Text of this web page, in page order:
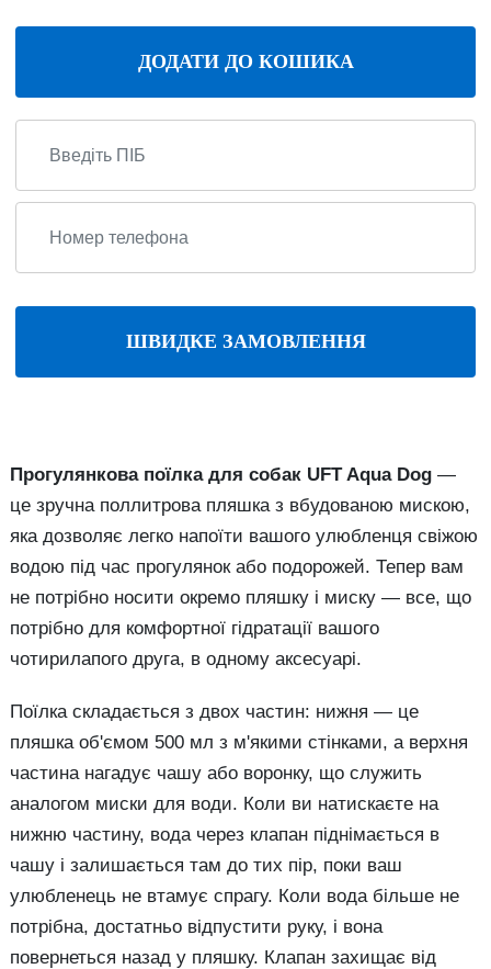
ДОДАТИ ДО КОШИКА
ШВИДКЕ ЗАМОВЛЕННЯ
Прогулянкова поїлка для собак UFT Aqua Dog —
це зручна поллитрова пляшка з вбудованою мискою,
яка дозволяє легко напоїти вашого улюбленця свіжою
водою під час прогулянок або подорожей. Тепер вам
не потрібно носити окремо пляшку і миску — все, що
потрібно для комфортної гідратації вашого
чотирилапого друга, в одному аксесуарі.
Поїлка складається з двох частин: нижня — це
пляшка об'ємом 500 мл з м'якими стінками, а верхня
частина нагадує чашу або воронку, що служить
аналогом миски для води. Коли ви натискаєте на
нижню частину, вода через клапан піднімається в
чашу і залишається там до тих пір, поки ваш
улюбленець не втамує спрагу. Коли вода більше не
потрібна, достатньо відпустити руку, і вона
повернеться назад у пляшку. Клапан захищає від